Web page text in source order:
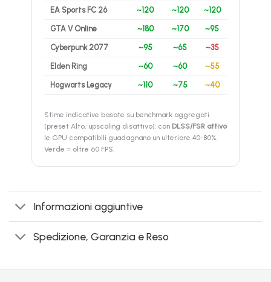
EA Sports FC 26 ~120 ~120 ~120
GTA V Online ~180 ~170 ~95
Cyberpunk 2077 ~95 ~65 ~35
Elden Ring ~60 ~60 ~55
Hogwarts Legacy ~110 ~75 ~40
Stime indicative basate su benchmark aggregati
(preset Alto, upscaling disattivo): con DLSS/FSR attivo
le GPU compatibili guadagnano un ulteriore 40-80%.
Verde = oltre 60 FPS.
Informazioni aggiuntive
Spedizione, Garanzia e Reso